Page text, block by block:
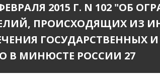
2015 Г. N 102 "ОБ
ПРОИСХОДЯЩИХ ИЗ
В МИНЮСТЕ РОССИИ 27